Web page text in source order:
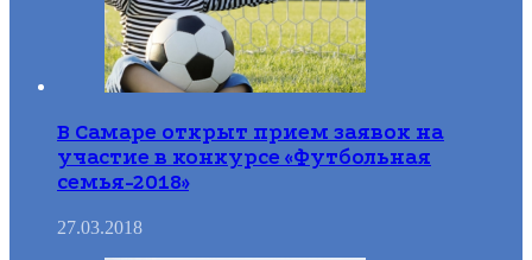
В Самаре открыт прием заявок на
участие в конкурсе «Футбольная
семья-2018»
27.03.2018